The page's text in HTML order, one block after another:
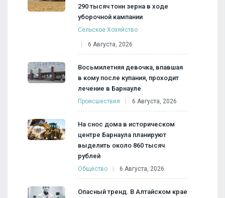
290 тысяч тонн зерна в ходе
уборочной кампании
Сельское Хозяйство
6 Августа, 2026
Восьмилетняя девочка, впавшая
в кому после купания, проходит
лечение в Барнауле
Происшествия 6 Августа, 2026
На снос дома в историческом
центре Барнаула планируют
выделить около 860 тысяч
рублей
Общество 6 Августа, 2026
Опасный тренд. В Алтайском крае